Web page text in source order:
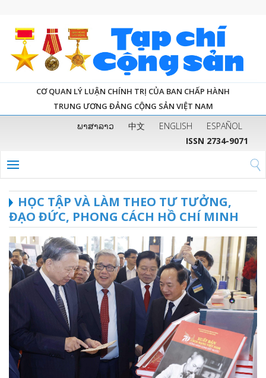
CƠ QUAN LÝ LUẬN CHÍNH TRỊ CỦA BAN CHẤP HÀNH
TRUNG ƯƠNG ĐẢNG CỘNG SẢN VIỆT NAM
ພາສາລາວ 中文 ENGLISH
ESPAÑOL
ISSN 2734-9071
HỌC TẬP VÀ LÀM THEO TƯ TƯỞNG,
ĐẠO ĐỨC, PHONG CÁCH HỒ CHÍ MINH